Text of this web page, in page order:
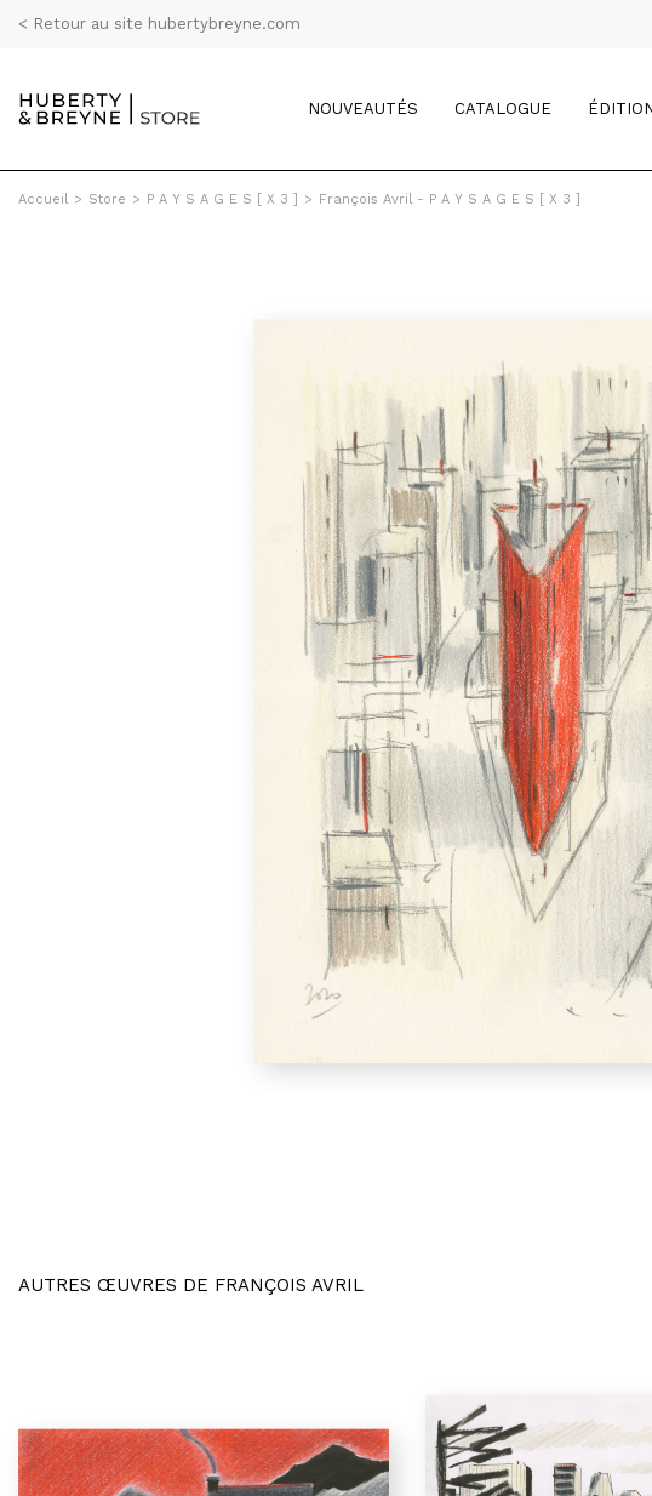
< Retour au site hubertybreyne.com
NOUVEAUTÉS CATALOGUE
Accueil > Store > P A Y S A G E S [ X 3 ] > François Avril - P A Y S A G E S [ X 3 ]
AUTRES ŒUVRES DE FRANÇOIS AVRIL